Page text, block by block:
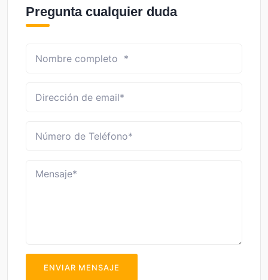
Pregunta cualquier duda
ENVIAR MENSAJE